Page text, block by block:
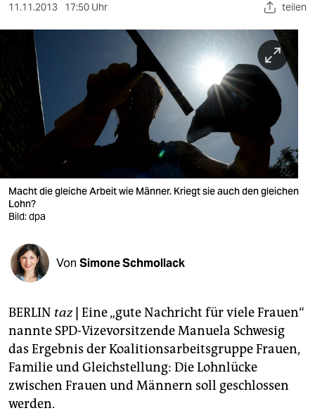
sport
berlin
nord
wahrheit
verlag
veranstaltungen
shop
fragen & hilfe
unterstützen
genossenschaft
epaper login
11.11.2013 17:50 Uhr teilen
Macht die gleiche Arbeit wie Männer. Kriegt sie auch den gleichen
Lohn?
Bild: dpa
Von Simone Schmollack
BERLIN taz Eine „gute Nachricht für viele Frauen“
nannte SPD-Vizevorsitzende Manuela Schwesig
das Ergebnis der Koalitionsarbeitsgruppe Frauen,
Familie und Gleichstellung: Die Lohnlücke
zwischen Frauen und Männern soll geschlossen
werden.